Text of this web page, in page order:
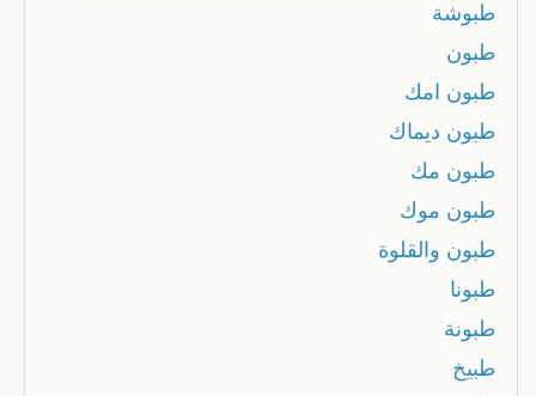
طبوشة
طبون
طبون امك
طبون ديماك
طبون مك
طبون موك
طبون والقلوة
طبونا
طبونة
طبيخ